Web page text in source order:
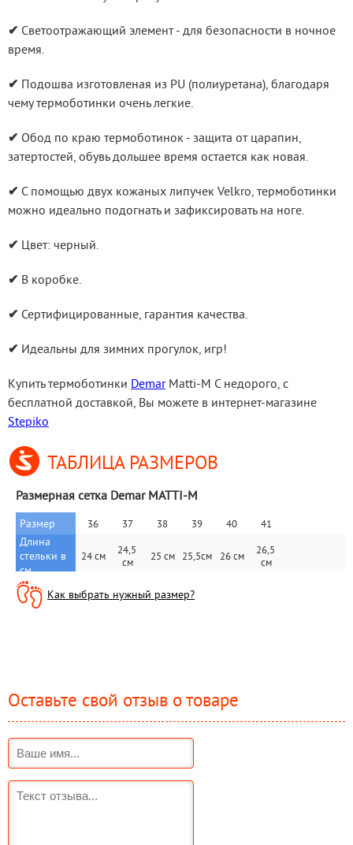
✔ Светоотражающий элемент - для безопасности в ночное
время.
✔ Подошва изготовленая из PU (полиуретана), благодаря
чему термоботинки очень легкие.
✔ Обод по краю термоботинок - защита от царапин,
затертостей, обувь дольшее время остается как новая.
✔ С помощью двух кожаных липучек Velkro, термоботинки
можно идеально подогнать и зафиксировать на ноге.
✔ Цвет: черный.
✔ В коробке.
✔ Сертифицированные, гарантия качества.
✔ Идеальны для зимних прогулок, игр!
Купить термоботинки Demar Matti-M C недорого, с
Stepiko
ТАБЛИЦА РАЗМЕРОВ
Размерная сетка Demar MATTI-M
Размер 36 37 38 39 40 41
Длина
стельки в
см.
24 см
24,5
см
25 см 25,5см 26 см
26,5
см
Как выбрать нужный размер?
Оставьте свой отзыв о товаре